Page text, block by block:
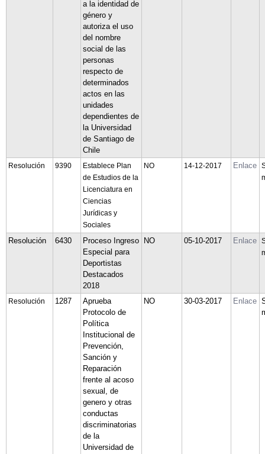
a la identidad de
género y
autoriza el uso
del nombre
social de las
personas
respecto de
determinados
actos en las
unidades
dependientes de
la Universidad
de Santiago de
Chile
Resolución 9390
Establece Plan
de Estudios de la
Licenciatura en
Ciencias
Jurídicas y
Sociales
NO 14-12-2017 Enlace
Resolución 6430
Proceso Ingreso
Especial para
Deportistas
Destacados
2018
NO 05-10-2017 Enlace
Resolución 1287
Aprueba
Protocolo de
Política
Institucional de
Prevención,
Sanción y
Reparación
frente al acoso
sexual, de
genero y otras
conductas
discriminatorias
de la
Universidad de
NO 30-03-2017 Enlace